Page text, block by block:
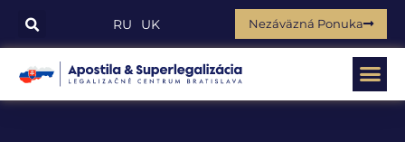
RU UK Nezáväzná Ponuka